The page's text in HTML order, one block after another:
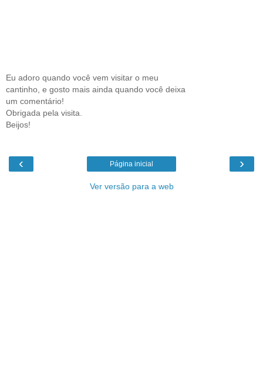
Eu adoro quando você vem visitar o meu
cantinho, e gosto mais ainda quando você deixa
um comentário!
Obrigada pela visita.
Beijos!
‹ ›
Página inicial
Ver versão para a web